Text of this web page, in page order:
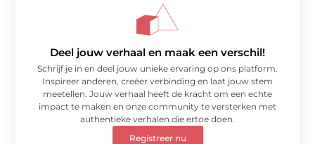
Deel jouw verhaal en maak een verschil!
Schrijf je in en deel jouw unieke ervaring op ons platform.
Inspireer anderen, creëer verbinding en laat jouw stem
meetellen. Jouw verhaal heeft de kracht om een echte
impact te maken en onze community te versterken met
authentieke verhalen die ertoe doen.
Registreer nu